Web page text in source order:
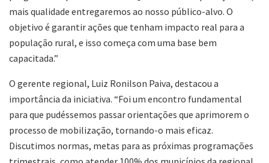
mais qualidade entregaremos ao nosso público-alvo. O
objetivo é garantir ações que tenham impacto real para a
população rural, e isso começa com uma base bem
capacitada.”
O gerente regional, Luiz Ronilson Paiva, destacou a
importância da iniciativa. “Foi um encontro fundamental
para que pudéssemos passar orientações que aprimorem o
processo de mobilização, tornando-o mais eficaz.
Discutimos normas, metas para as próximas programações